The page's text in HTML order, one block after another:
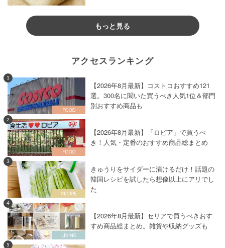
もっと見る
アクセスランキング
1
【2026年8月最新】コストコおすすめ121
選。300名に聞いた買うべき人気1位＆部門
別おすすめ商品も
2
【2026年8月最新】「ロピア」で買うべ
き！人気・定番のおすすめ商品総まとめ
3
きゅうりをサイダーに漬けるだけ！話題の
韓国レシピを試したら想像以上にアリでし
た
4
【2026年8月最新】セリアで買うべきおす
すめ商品総まとめ。雑貨や収納グッズも
5